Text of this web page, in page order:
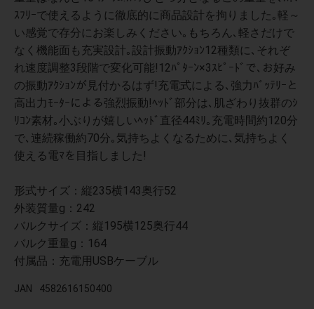
ｽﾌﾘｰで使えるように徹底的に商品設計を拘りました｡軽～
い感覚で存分にお楽しみください｡もちろん､軽さだけで
なく機能面も充実設計｡設計振動ｱｸｼｮﾝ12種類に､それぞ
れ速度調整3段階で変化可能!12ﾊﾟﾀｰﾝ×3ｽﾋﾟｰﾄﾞで､お好み
の振動ｱｸｼｮﾝが見付かるはず!充電式による､強力ﾊﾞｯﾃﾘｰと
高出力ﾓｰﾀｰによる強烈振動!ﾍｯﾄﾞ部分は､肌ざわり抜群のｼ
ﾘｺﾝ素材｡小ぶりが嬉しいﾍｯﾄﾞ直径44ﾐﾘ｡充電時間約120分
で､連続稼働約70分｡気持ちよくなるために､気持ちよく
使える電ﾏを目指しました!
形式サイズ：縦235横143奥行52
外装質量g：242
バルクサイズ：縦195横125奥行44
バルク重量g：164
付属品：充電用USBケーブル
JAN 4582616150400